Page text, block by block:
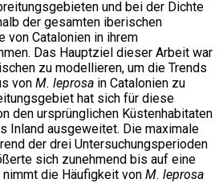
und bei der Dichte
der gesamten iberischen
von Catalonien in ihrem
Das Hauptziel dieser Arbeit war
zu modellieren, um die Trends
von M. leprosa in Catalonien zu
hat sich für diese
den ursprünglichen Küstenhabitaten
Inland ausgeweitet. Die maximale
der drei Untersuchungsperioden
sich zunehmend bis auf eine
die Häufigkeit von M. leprosa